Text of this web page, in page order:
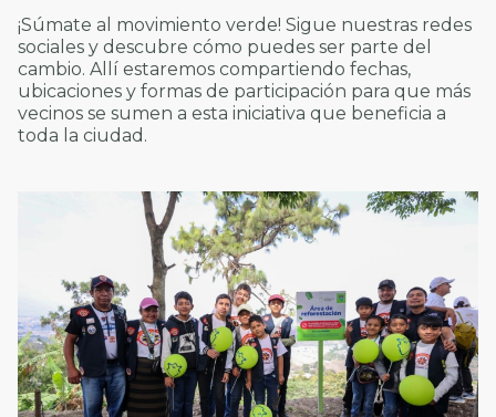
¡Súmate al movimiento verde! Sigue nuestras redes
sociales y descubre cómo puedes ser parte del
cambio. Allí estaremos compartiendo fechas,
ubicaciones y formas de participación para que más
vecinos se sumen a esta iniciativa que beneficia a
toda la ciudad.